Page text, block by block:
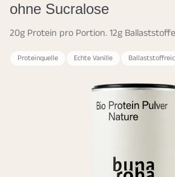
ohne Sucralose
20g Protein pro Portion. 12g
Proteinquelle Echte Vanille